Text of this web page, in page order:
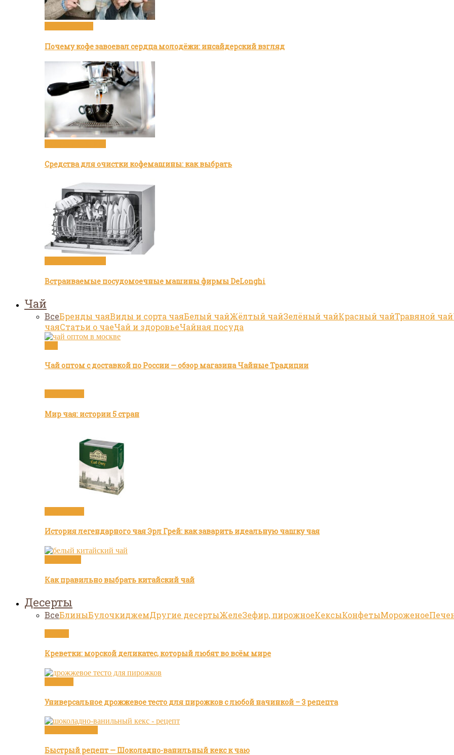
Почему кофе завоевал сердца молодёжи: инсайдерский взгляд
Средства для очистки кофемашины: как выбрать
Встраиваемые посудомоечные машины фирмы DeLonghi
Чай
ВсеБренды чаяВиды и сорта чаяБелый чайЖёлтый чайЗелёный чайКрасный чайТравяной чай
чаяСтатьи о чаеЧай и здоровьеЧайная посуда
Чай оптом с доставкой по России — обзор магазина Чайные Традиции
Мир чая: истории 5 стран
История легендарного чая Эрл Грей: как заварить идеальную чашку чая
Как правильно выбрать китайский чай
Десерты
ВсеБлиныБулочкиджемДругие десертыЖелеЗефир, пирожноеКексыКонфетыМороженое
Креветки: морской деликатес, который любят во всём мире
Универсальное дрожжевое тесто для пирожков с любой начинкой – 3 рецепта
Быстрый рецепт — Шоколадно-ванильный кекс к чаю